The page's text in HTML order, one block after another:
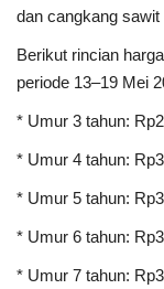
dan cangkang
Berikut rincian
periode 13–19 Mei
* Umur 3 tahun:
* Umur 4 tahun:
* Umur 5 tahun:
* Umur 6 tahun:
* Umur 7 tahun: